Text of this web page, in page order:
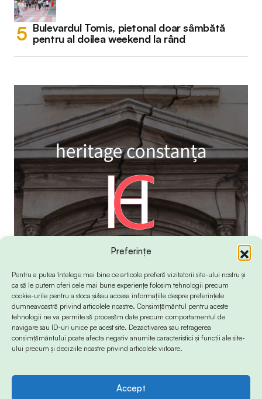
Preferințe
Pentru a putea înțelege mai bine ce articole preferă vizitatorii site-ului nostru și
ca să le putem oferi cele mai bune experiențe folosim tehnologii precum
cookie-urile pentru a stoca și/sau accesa informațiile despre preferințele
dumneavoastră privind articolele noastre. Consimțământul pentru aceste
tehnologii ne va permite să procesăm date precum comportamentul de
navigare sau ID-uri unice pe acest site. Dezactivarea sau retragerea
consimțământului poate afecta negativ anumite caracteristici și funcții ale site-
ului precum și deciziile noastre privind articolele viitoare.
Accept
Bulevardul Tomis, pietonal doar sâmbătă
pentru al doilea weekend la rând